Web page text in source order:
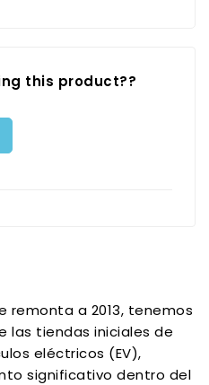
this product??
remonta a 2013, tenemos
las tiendas iniciales de
eléctricos (EV),
significativo dentro del